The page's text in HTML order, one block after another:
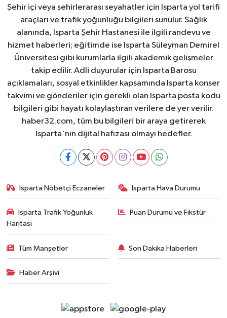
Şehir içi veya şehirlerarası seyahatler için Isparta yol tarifi
araçları ve trafik yoğunluğu bilgileri sunulur. Sağlık
alanında, Isparta Şehir Hastanesi ile ilgili randevu ve
hizmet haberleri; eğitimde ise Isparta Süleyman Demirel
Üniversitesi gibi kurumlarla ilgili akademik gelişmeler
takip edilir. Adli duyurular için Isparta Barosu
açıklamaları, sosyal etkinlikler kapsamında Isparta konser
takvimi ve gönderiler için gerekli olan Isparta posta kodu
bilgileri gibi hayatı kolaylaştıran verilere de yer verilir.
haber32.com, tüm bu bilgileri bir araya getirerek
Isparta'nın dijital hafızası olmayı hedefler.
Isparta Nöbetçi Eczaneler Isparta Hava Durumu
Isparta Trafik Yoğunluk
Haritası
Puan Durumu ve Fikstür
Tüm Manşetler Son Dakika Haberleri
Haber Arşivi